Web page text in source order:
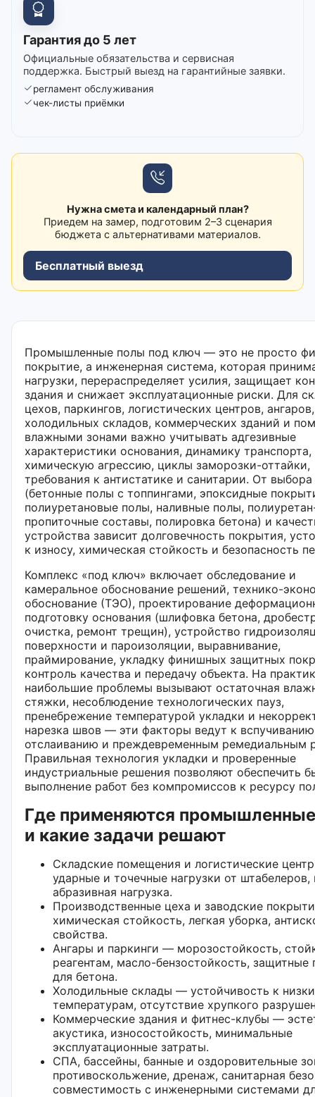
Гарантия до 5 лет
Официальные обязательства и сервисная
поддержка. Быстрый выезд на гарантийные заявки.
регламент обслуживания
чек-листы приёмки
Нужна смета и календарный план?
Приедем на замер, подготовим 2–3 сценария
бюджета с альтернативами материалов.
Бесплатный выезд
Промышленные полы под ключ — это не просто
покрытие, а инженерная система, которая
нагрузки, перераспределяет усилия, защищает
здания и снижает эксплуатационные риски. Для
цехов, паркингов, логистических центров, ангаров,
холодильных складов, коммерческих зданий и
влажными зонами важно учитывать адгезивные
характеристики основания, динамику транспорта,
химическую агрессию, циклы заморозки-оттайки,
требования к антистатике и санитарии. От
(бетонные полы с топпингами, эпоксидные
полиуретановые полы, наливные полы,
пропиточные составы, полировка бетона) и
устройства зависит долговечность покрытия,
к износу, химическая стойкость и безопасность
Комплекс «под ключ» включает обследование и
камеральное обоснование решений, технико-
обоснование (ТЭО), проектирование
подготовку основания (шлифовка бетона,
очистка, ремонт трещин), устройство
поверхности и пароизоляции, выравнивание,
праймирование, укладку финишных защитных
контроль качества и передачу объекта. На
наибольшие проблемы вызывают остаточная
стяжки, несоблюдение технологических пауз,
пренебрежение температурой укладки и
нарезка швов — эти факторы ведут к
отслаиванию и преждевременным ремедиальным
Правильная технология укладки и проверенные
индустриальные решения позволяют обеспечить
выполнение работ без компромиссов к ресурсу
Где применяются
и какие задачи решают
Складские помещения и логистические
ударные и точечные нагрузки от штабелеров,
абразивная нагрузка.
Производственные цеха и заводские
химическая стойкость, легкая уборка,
свойства.
Ангары и паркинги — морозостойкость,
реагентам, масло-бензостойкость, защитные
для бетона.
Холодильные склады — устойчивость к
температурам, отсутствие хрупкого
Коммерческие здания и фитнес-клубы —
акустика, износостойкость, минимальные
эксплуатационные затраты.
СПА, бассейны, банные и оздоровительные
противоскольжение, дренаж, санитарная
совместимость с инженерными системами